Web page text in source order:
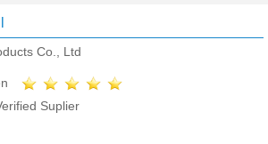
Co., Ltd
Suplier